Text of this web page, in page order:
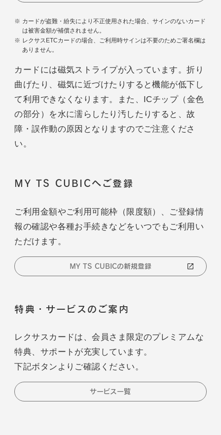
カードが盗難・紛失により不正使用された場合、サインのないカード
は被害金額が補償されません。
レクサスETCカードの場合、ご利用時サインは不要のためご署名欄は
ありません。
カードには磁気ストライプが入っています。折り
曲げたり、磁気に近づけたりすると機能が低下し
て利用できなくなります。また、ICチップ（金色
の部分）を水に濡らしたり汚したりすると、故
障・誤作動の原因となりますのでご注意くださ
い。
MY TS CUBICへご登録
ご利用金額やご利用可能枠（限度額）、ご登録情
報の確認や各種お手続きなどをいつでもご利用い
ただけます。
MY TS CUBICの新規登録
特典・サービスのご案内
レクサスカードは、会員さま限定のプレミアムな
特典、サポートが充実しています。
下記ボタンよりご確認ください。
サービス一覧